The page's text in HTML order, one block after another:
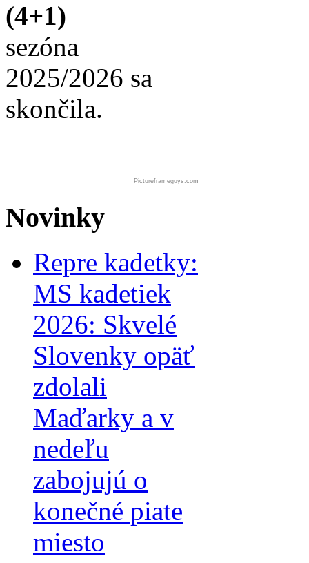
(4+1)
sezóna
2025/2026 sa
skončila.
Pictureframeguys.com
Novinky
Repre kadetky:
MS kadetiek
2026: Skvelé
Slovenky opäť
zdolali
Maďarky a v
nedeľu
zabojujú o
konečné piate
miesto